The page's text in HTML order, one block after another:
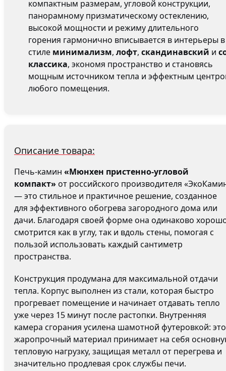
компактным размерам, угловой конструкции,
панорамному призматическому остеклению,
высокой мощности и режиму длительного
горения гармонично вписывается в интерьеры в
стиле минимализм, лофт, скандинавский и
классика, экономя пространство и становясь
мощным источником тепла и эффектным
любого помещения.
Описание товара:
Печь-камин «Мюнхен пристенно-угловой
компакт» от российского производителя
— это стильное и практичное решение, созданное
для эффективного обогрева загородного дома или
дачи. Благодаря своей форме она одинаково
смотрится как в углу, так и вдоль стены, помогая с
пользой использовать каждый сантиметр
пространства.
Конструкция продумана для максимальной отдачи
тепла. Корпус выполнен из стали, которая быстро
прогревает помещение и начинает отдавать тепло
уже через 15 минут после растопки. Внутренняя
камера сгорания усилена шамотной футеровкой:
жаропрочный материал принимает на себя
тепловую нагрузку, защищая металл от перегрева и
значительно продлевая срок службы печи.